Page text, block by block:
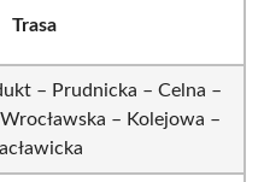
Trasa
– Prudnicka – Celna –
– Kolejowa –